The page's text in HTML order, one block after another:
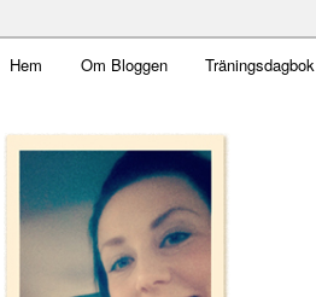
Militärmamman
Skip to primary content
Hem Om Bloggen Träningsdagbok